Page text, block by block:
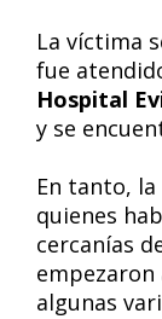
La víctima
fue
Hospital
y se
En tanto,
quienes
cercanías
empezaron
algunas